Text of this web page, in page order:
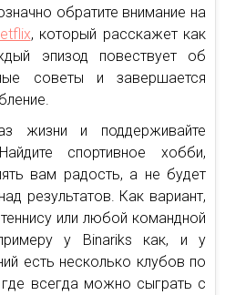
обратите внимание на
, который расскажет как
эпизод повествует об
советы и завершается
жизни и поддерживайте
спортивное хобби,
вам радость, а не будет
результатов. Как вариант,
или любой командной
у Binariks как, и у
есть несколько клубов по
всегда можно сыграть с